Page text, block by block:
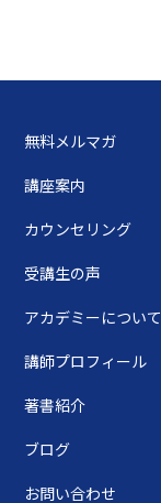
無料メルマガ
講座案内
カウンセリング
受講生の声
アカデミーについて
講師プロフィール
著書紹介
ブログ
お問い合わせ